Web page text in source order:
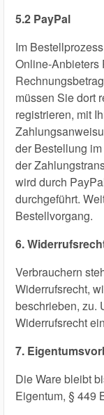
5.2 PayPal
Im
Online-Anbieters
müssen Sie dort
registrieren, mit
der Bestellung
der
wird durch
durchgeführt.
Bestellvorgang.
6.
Verbrauchern
Widerrufsrecht,
beschrieben, zu.
Widerrufsrecht
7.
Die Ware bleibt
Eigentum, § 449